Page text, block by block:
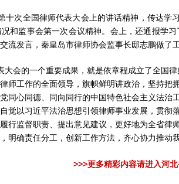
十次全国律师代表大会上的讲话精神，传达
和监事会第一次会议精神。会上，还通报学
流发言，秦皇岛市律师协会监事长邸志鹏做了
大会的一个重要成果，就是依章程成立了全国
师工作的全面领导，旗帜鲜明讲政治，坚持
同心同德、同向同行的中国特色社会主义法
觉以习近平法治思想引领律师事业发展，贯
行监督职责、提出意见建议，更好地为全省
明确责任分工，创新工作方法，齐心协力推动
>>>更多精彩内容请进入河